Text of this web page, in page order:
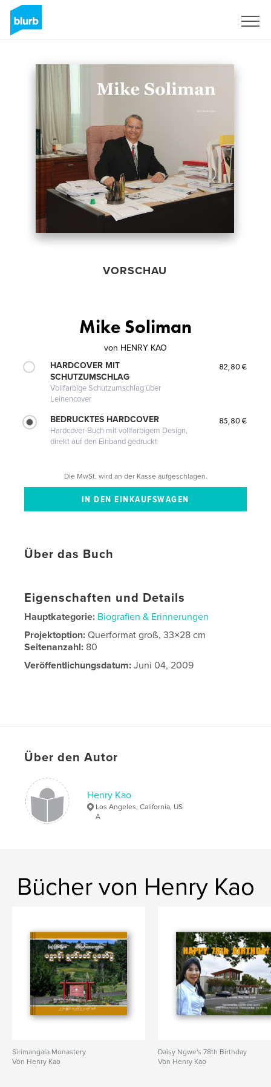
VORSCHAU
Mike Soliman
von HENRY KAO
HARDCOVER MIT
SCHUTZUMSCHLAG
Vollfarbige Schutzumschlag über
Leinencover
82,80 €
BEDRUCKTES HARDCOVER
Hardcover-Buch mit vollfarbigem Design,
direkt auf den Einband gedruckt
85,80 €
Die MwSt. wird an der Kasse aufgeschlagen.
Über das Buch
Eigenschaften und Details
Hauptkategorie: Biografien & Erinnerungen
Projektoption:Querformat groß, 33×28 cm
Seitenanzahl: 80
Veröffentlichungsdatum: Juni 04, 2009
Über den Autor
Henry Kao
Los Angeles, California, US
A
Bücher von Henry Kao
Sirimangala Monastery
Von Henry Kao
Daisy Ngwe's 78th Birthday
Von Henry Kao